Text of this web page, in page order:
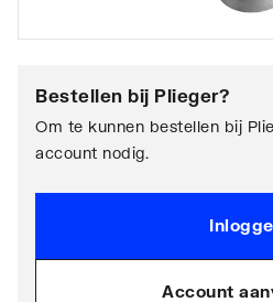
Bestellen bij Plieger?
Om te kunnen bestellen bij
account nodig.
Account